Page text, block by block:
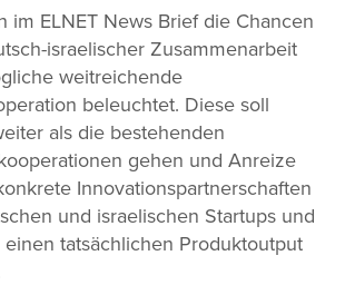
im ELNET News Brief die Chancen
israelischer Zusammenarbeit
weitreichende
beleuchtet. Diese soll
als die bestehenden
gehen und Anreize
Innovationspartnerschaften
und israelischen Startups und
tatsächlichen Produktoutput